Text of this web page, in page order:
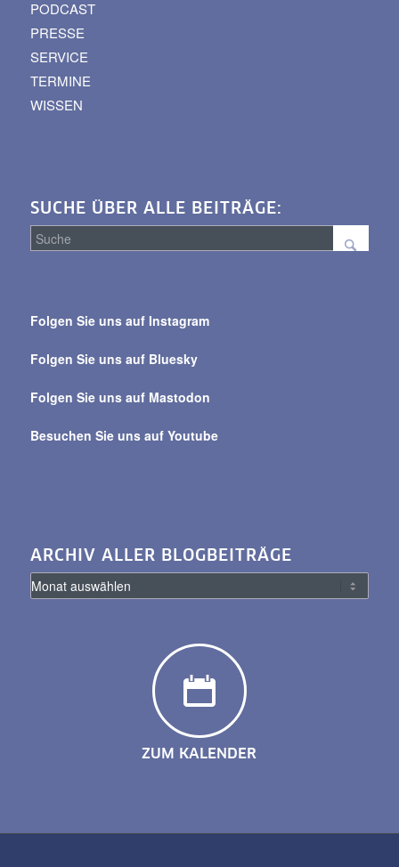
PODCAST
PRESSE
SERVICE
TERMINE
WISSEN
SUCHE ÜBER ALLE BEITRÄGE:
alle
Folgen Sie uns auf Instagram
Folgen Sie uns auf Bluesky
Folgen Sie uns auf Mastodon
Besuchen Sie uns auf Youtube
ARCHIV ALLER BLOGBEITRÄGE
ZUM KALENDER